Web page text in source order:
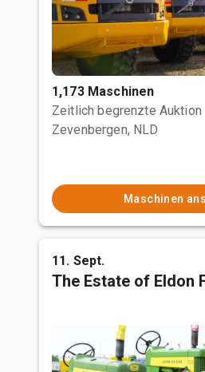
1,173 Maschinen
Zeitlich begrenzte Auktion
Zevenbergen, NLD
Maschinen
11. Sept.
The Estate of Eldon